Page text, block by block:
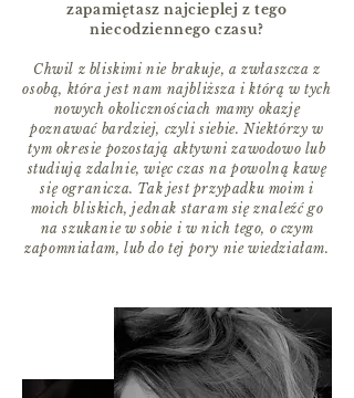
zapamiętasz najcieplej z tego
niecodziennego czasu?
Chwil z bliskimi nie brakuje, a zwłaszcza z
osobą, która jest nam najbliższa i którą w tych
nowych okolicznościach mamy okazję
poznawać bardziej, czyli siebie. Niektórzy w
tym okresie pozostają aktywni zawodowo lub
studiują zdalnie, więc czas na powolną kawę
się ogranicza. Tak jest przypadku moim i
moich bliskich, jednak staram się znaleźć go
na szukanie w sobie i w nich tego, o czym
zapomniałam, lub do tej pory nie wiedziałam.